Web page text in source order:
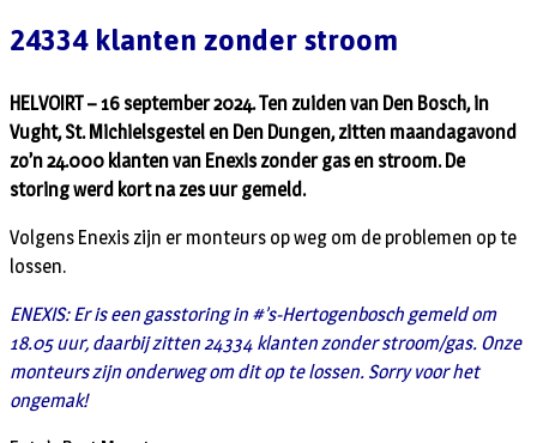
24334 klanten zonder stroom
HELVOIRT – 16 september 2024. Ten zuiden van Den Bosch, in
Vught, St. Michielsgestel en Den Dungen, zitten maandagavond
zo’n 24.000 klanten van Enexis zonder gas en stroom. De
storing werd kort na zes uur gemeld.
Volgens Enexis zijn er monteurs op weg om de problemen op te
lossen.
ENEXIS: Er is een gasstoring in #’s-Hertogenbosch gemeld om
18.05 uur, daarbij zitten 24334 klanten zonder stroom/gas. Onze
monteurs zijn onderweg om dit op te lossen. Sorry voor het
ongemak!